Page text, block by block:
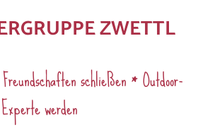
ZWETTL
schließen * Outdoor-
Experte werden